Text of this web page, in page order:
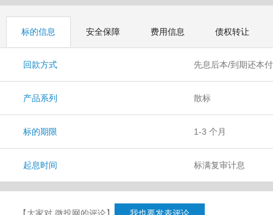
标的信息 安全保障 费用信息 债权转让
回款方式 先息后本/到期还本
产品系列 散标
标的期限 1-3 个月
起息时间 标满复审计息